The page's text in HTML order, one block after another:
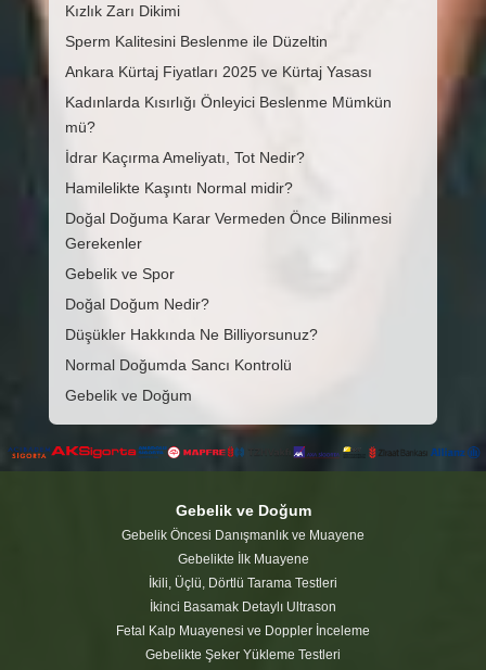
Kızlık Zarı Dikimi
Sperm Kalitesini Beslenme ile Düzeltin
Ankara Kürtaj Fiyatları 2025 ve Kürtaj Yasası
Kadınlarda Kısırlığı Önleyici Beslenme Mümkün
mü?
İdrar Kaçırma Ameliyatı, Tot Nedir?
Hamilelikte Kaşıntı Normal midir?
Doğal Doğuma Karar Vermeden Önce Bilinmesi
Gerekenler
Gebelik ve Spor
Doğal Doğum Nedir?
Düşükler Hakkında Ne Billiyorsunuz?
Normal Doğumda Sancı Kontrolü
Gebelik ve Doğum
Gebelik ve Doğum
Gebelik Öncesi Danışmanlık ve Muayene
Gebelikte İlk Muayene
İkili, Üçlü, Dörtlü Tarama Testleri
İkinci Basamak Detaylı Ultrason
Fetal Kalp Muayenesi ve Doppler İnceleme
Gebelikte Şeker Yükleme Testleri